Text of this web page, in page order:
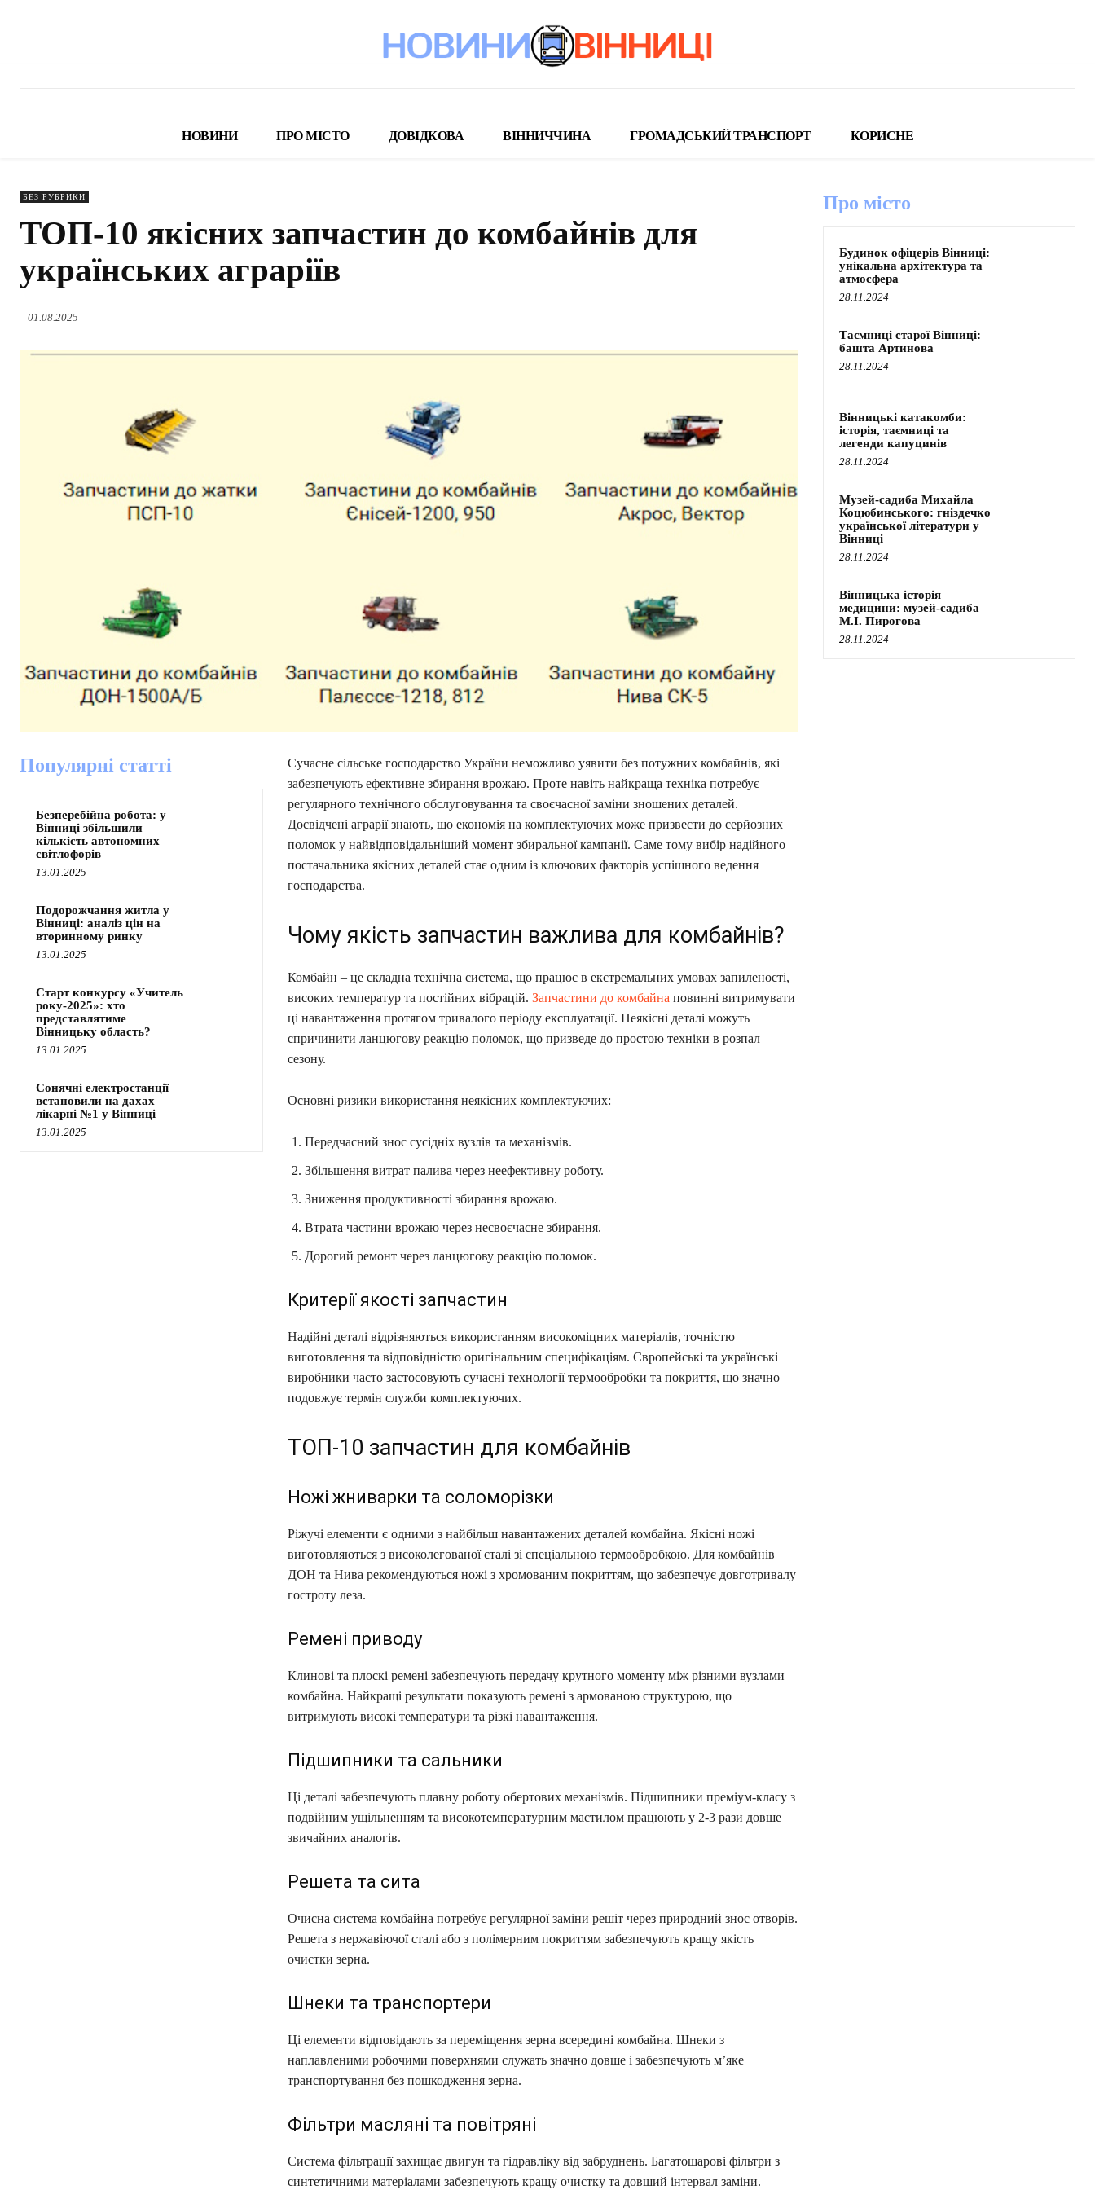
НОВИНИ ПРО МІСТО ДОВІДКОВА ВІННИЧЧИНА ГРОМАДСЬКИЙ ТРАНСПОРТ КОРИСНЕ
БЕЗ РУБРИКИ
ТОП-10 якісних запчастин до комбайнів для
українських аграріїв
01.08.2025
Популярні статті
Безперебійна робота: у
Вінниці збільшили
кількість автономних
світлофорів
13.01.2025
Подорожчання житла у
Вінниці: аналіз цін на
вторинному ринку
13.01.2025
Старт конкурсу «Учитель
року-2025»: хто
представлятиме
Вінницьку область?
13.01.2025
Сонячні електростанції
встановили на дахах
лікарні №1 у Вінниці
13.01.2025
Сучасне сільське господарство України неможливо уявити без потужних комбайнів, які
забезпечують ефективне збирання врожаю. Проте навіть найкраща техніка потребує
регулярного технічного обслуговування та своєчасної заміни зношених деталей.
Досвідчені аграрії знають, що економія на комплектуючих може призвести до серйозних
поломок у найвідповідальніший момент збиральної кампанії. Саме тому вибір надійного
постачальника якісних деталей стає одним із ключових факторів успішного ведення
господарства.
Чому якість запчастин важлива для комбайнів?
Комбайн – це складна технічна система, що працює в екстремальних умовах запиленості,
високих температур та постійних вібрацій. Запчастини до комбайна повинні витримувати
ці навантаження протягом тривалого періоду експлуатації. Неякісні деталі можуть
спричинити ланцюгову реакцію поломок, що призведе до простою техніки в розпал
сезону.
Основні ризики використання неякісних комплектуючих:
Передчасний знос сусідніх вузлів та механізмів.
Збільшення витрат палива через неефективну роботу.
Зниження продуктивності збирання врожаю.
Втрата частини врожаю через несвоєчасне збирання.
Дорогий ремонт через ланцюгову реакцію поломок.
Критерії якості запчастин
Надійні деталі відрізняються використанням високоміцних матеріалів, точністю
виготовлення та відповідністю оригінальним специфікаціям. Європейські та українські
виробники часто застосовують сучасні технології термообробки та покриття, що значно
подовжує термін служби комплектуючих.
ТОП-10 запчастин для комбайнів
Ножі жниварки та соломорізки
Ріжучі елементи є одними з найбільш навантажених деталей комбайна. Якісні ножі
виготовляються з високолегованої сталі зі спеціальною термообробкою. Для комбайнів
ДОН та Нива рекомендуються ножі з хромованим покриттям, що забезпечує довготривалу
гостроту леза.
Ремені приводу
Клинові та плоскі ремені забезпечують передачу крутного моменту між різними вузлами
комбайна. Найкращі результати показують ремені з армованою структурою, що
витримують високі температури та різкі навантаження.
Підшипники та сальники
Ці деталі забезпечують плавну роботу обертових механізмів. Підшипники преміум-класу з
подвійним ущільненням та високотемпературним мастилом працюють у 2-3 рази довше
звичайних аналогів.
Решета та сита
Очисна система комбайна потребує регулярної заміни решіт через природний знос отворів.
Решета з нержавіючої сталі або з полімерним покриттям забезпечують кращу якість
очистки зерна.
Шнеки та транспортери
Ці елементи відповідають за переміщення зерна всередині комбайна. Шнеки з
наплавленими робочими поверхнями служать значно довше і забезпечують м’яке
транспортування без пошкодження зерна.
Фільтри масляні та повітряні
Система фільтрації захищає двигун та гідравліку від забруднень. Багатошарові фільтри з
синтетичними матеріалами забезпечують кращу очистку та довший інтервал заміни.
Про місто
Будинок офіцерів Вінниці:
унікальна архітектура та
атмосфера
28.11.2024
Таємниці старої Вінниці:
башта Артинова
28.11.2024
Вінницькі катакомби:
історія, таємниці та
легенди капуцинів
28.11.2024
Музей-садиба Михайла
Коцюбинського: гніздечко
української літератури у
Вінниці
28.11.2024
Вінницька історія
медицини: музей-садиба
М.І. Пирогова
28.11.2024